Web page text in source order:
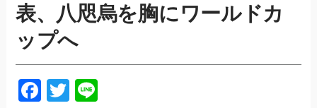
表、八咫烏を胸にワールドカ
ップへ
Facebook
Twitter
Line